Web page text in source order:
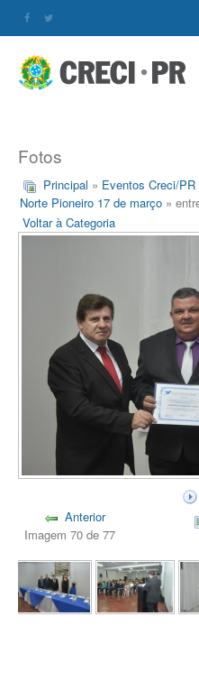
Fotos
Principal » Eventos Creci/PR
Norte Pioneiro 17 de março »
Voltar à Categoria
Anterior
Imagem 70 de 77